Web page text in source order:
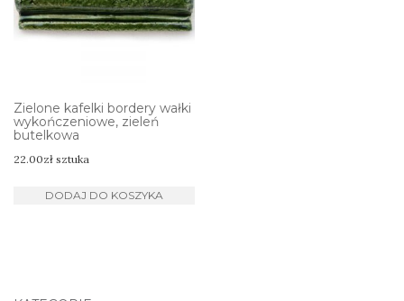
Zielone kafelki bordery wałki
wykończeniowe, zieleń
butelkowa
22.00zł sztuka
DODAJ DO KOSZYKA